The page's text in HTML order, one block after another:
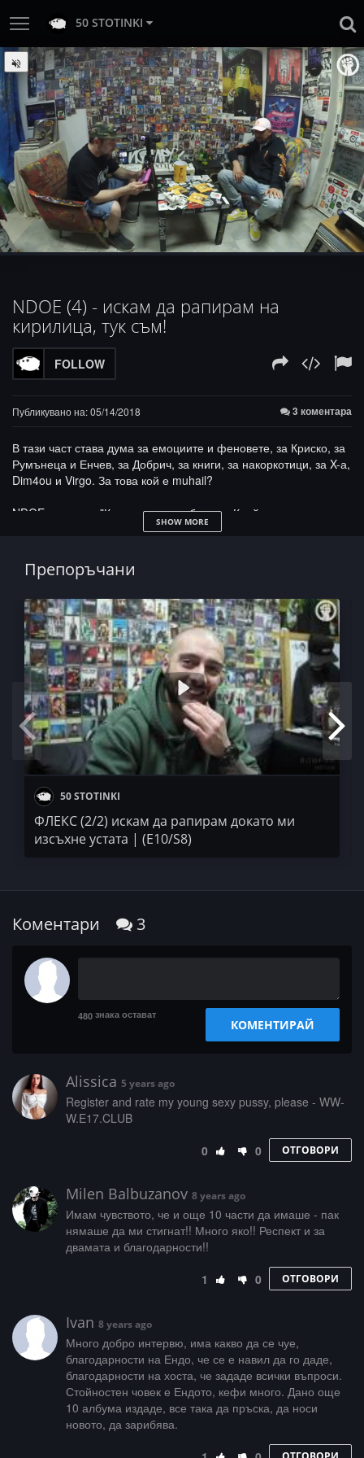
50 STOTINKI
Unmute Loaded
0%
Progress :
0%
NDOE (4) - искам да рапирам на
кирилица, тук съм!
FOLLOW
Публикувано на: 05/14/2018 3 коментара
В тази част става дума за емоциите и феновете, за Криско, за
Румънеца и Енчев, за Добрич, за книги, за накоркотици, за X-а,
Dim4ou и Virgo. За това кой е muhail?
NDOE каза още "Крадат пари ве брааат. Крий качака в чорапа.
Има песни, които не вкарахме в албума, сега ги довършваме с
SHOW MORE
Препоръчани
50 STOTINKI
ФЛЕКС (2/2) искам да рапирам докато ми
изсъхне устата | (E10/S8)
Коментари 3
480 знака остават
КОМЕНТИРАЙ
Alissica 5 years ago
­­R­­­e­g­­i­s­­t­­­e­­r­ ­­a­­­n­d­­­ ­­­r­a­­­t­e­­­ ­­­m­y­ ­­­y­­­o­­u­­­n­­­g­­­ ­­­s­e­­­x­y­­ ­p­­­u­­s­­­s­­y­­­,­­­ ­­p­­l­e­a­­­s­­e­­ ­-­­­ ­W­­­W­­­
W­­­.­E­­­1­­7­­­.­­­C­­L­­U­­B
0 0 ОТГОВОРИ
Milen Balbuzanov 8 years ago
Имам чувството, че и още 10 части да имаше - пак
нямаше да ми стигнат!! Много яко!! Респект и за
двамата и благодарности!!
1 0 ОТГОВОРИ
Ivan 8 years ago
Много добро интервю, има какво да се чуе,
благодарности на Ендо, че се е навил да го даде,
благодарности на хоста, че зададе всички въпроси.
Стойностен човек е Ендото, кефи много. Дано още
10 албума издаде, все така да пръска, да носи
новото, да зарибява.